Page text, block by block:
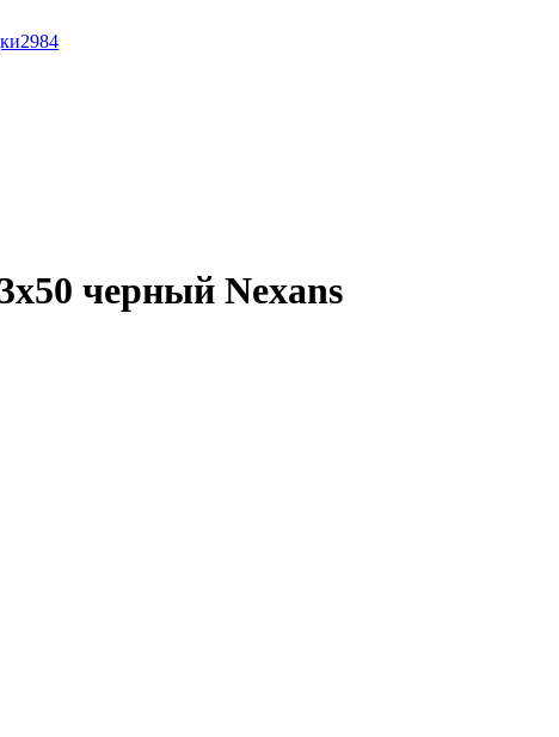
2984
черный Nexans